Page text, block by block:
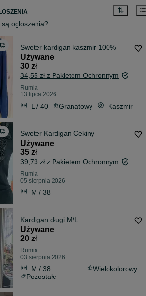
ogłoszenia?
Sweter kardigan kaszmir 100%
Używane
30 zł
34,55 zł z Pakietem Ochronnym
Rumia
13 lipca 2026
L / 40 Granatowy Kaszmir
Sweter Kardigan Cekiny
Używane
35 zł
39,73 zł z Pakietem Ochronnym
Rumia
05 sierpnia 2026
M / 38
Kardigan długi M/L
Używane
20 zł
Rumia
03 sierpnia 2026
M / 38
Wielokolorowy
Pozostałe